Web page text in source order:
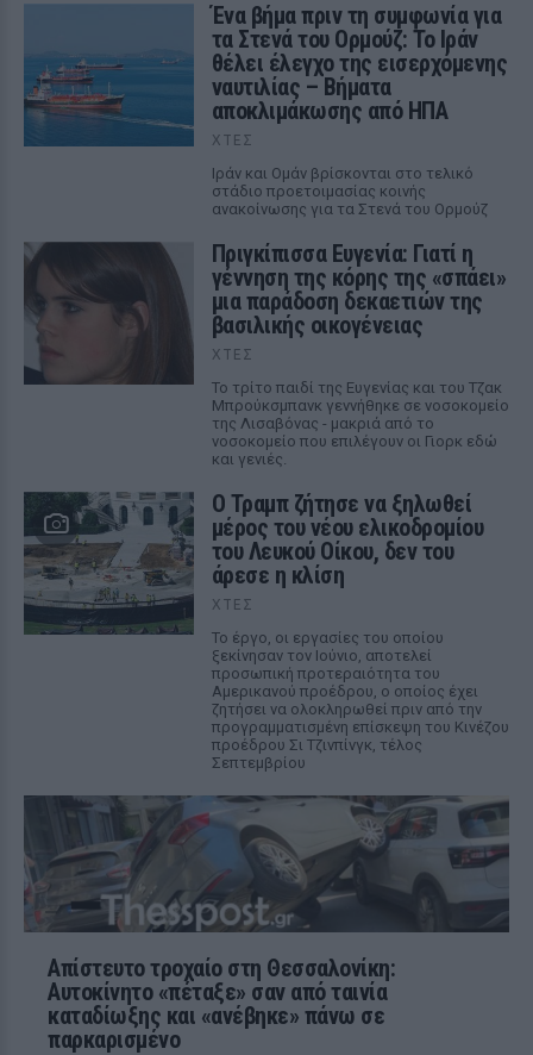
Ένα βήμα πριν τη συμφωνία για
τα Στενά του Ορμούζ: Το Ιράν
θέλει έλεγχο της εισερχόμενης
ναυτιλίας – Βήματα
αποκλιμάκωσης από ΗΠΑ
ΧΤΕΣ
Ιράν και Ομάν βρίσκονται στο τελικό
στάδιο προετοιμασίας κοινής
ανακοίνωσης για τα Στενά του Ορμούζ
Πριγκίπισσα Ευγενία: Γιατί η
γέννηση της κόρης της «σπάει»
μια παράδοση δεκαετιών της
βασιλικής οικογένειας
ΧΤΕΣ
Το τρίτο παιδί της Ευγενίας και του Τζακ
Μπρούκσμπανκ γεννήθηκε σε νοσοκομείο
της Λισαβόνας - μακριά από το
νοσοκομείο που επιλέγουν οι Γιορκ εδώ
και γενιές.
Ο Τραμπ ζήτησε να ξηλωθεί
μέρος του νέου ελικοδρομίου
του Λευκού Οίκου, δεν του
άρεσε η κλίση
ΧΤΕΣ
Το έργο, οι εργασίες του οποίου
ξεκίνησαν τον Ιούνιο, αποτελεί
προσωπική προτεραιότητα του
Αμερικανού προέδρου, ο οποίος έχει
ζητήσει να ολοκληρωθεί πριν από την
προγραμματισμένη επίσκεψη του Κινέζου
προέδρου Σι Τζινπίνγκ, τέλος
Σεπτεμβρίου
Απίστευτο τροχαίο στη Θεσσαλονίκη:
Αυτοκίνητο «πέταξε» σαν από ταινία
καταδίωξης και «ανέβηκε» πάνω σε
παρκαρισμένο